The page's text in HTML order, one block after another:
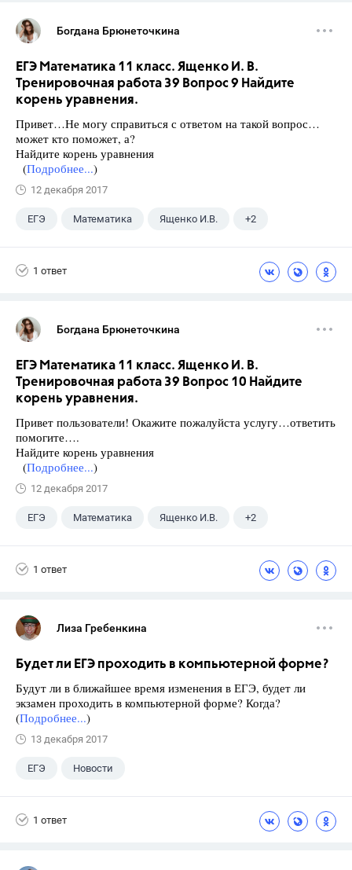
Богдана Брюнеточкина
ЕГЭ Математика 11 класс. Ященко И. В.
Тренировочная работа 39 Вопрос 9 Найдите
корень уравнения.
Привет…Не могу справиться с ответом на такой вопрос…
может кто поможет, а?
Найдите корень уравнения
(Подробнее...)
12 декабря 2017
ЕГЭ Математика Ященко И.В. +2
1 ответ
Богдана Брюнеточкина
ЕГЭ Математика 11 класс. Ященко И. В.
Тренировочная работа 39 Вопрос 10 Найдите
корень уравнения.
Привет пользователи! Окажите пожалуйста услугу…ответить
помогите….
Найдите корень уравнения
(Подробнее...)
12 декабря 2017
ЕГЭ Математика Ященко И.В. +2
1 ответ
Лиза Гребенкина
Будет ли ЕГЭ проходить в компьютерной форме?
Будут ли в ближайшее время изменения в ЕГЭ, будет ли
экзамен проходить в компьютерной форме? Когда?
(Подробнее...)
13 декабря 2017
ЕГЭ Новости
1 ответ